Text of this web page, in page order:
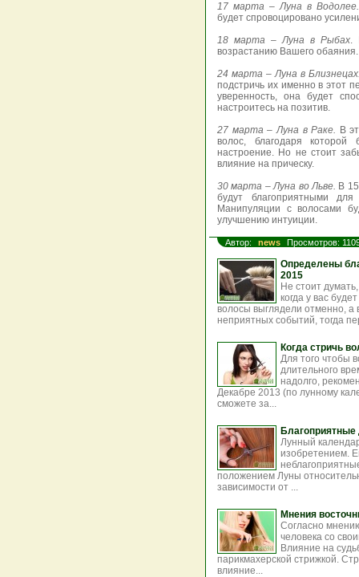
17 марта – Луна в Водолее.
будет спровоцировано
18 марта – Луна в Рыбах.
возрастанию Вашего обаяния.
24 марта – Луна в
подстричь их именно в этот
уверенность, она будет
настроитесь на позитив.
27 марта – Луна в Раке. В
волос, благодаря
настроение. Но не стоит
влияние на прическу.
30 марта – Луна во Льве. В
будут благоприятными
Манипуляции с волосами
улучшению интуиции.
Автор: news Просмотров:
Определены
2015
Не стоит
когда у вас
волосы выглядели отменно,
неприятных событий, тогда
Когда стричь
Для того чтобы
длительного
надолго,
Декабре 2013 (по лунному
сможете за...
Лунный
изобретением.
положением Луны
зависимости от ...
Мнения
Согласно
человека со
Влияние на
парикмахерской стрижкой.
влияние...